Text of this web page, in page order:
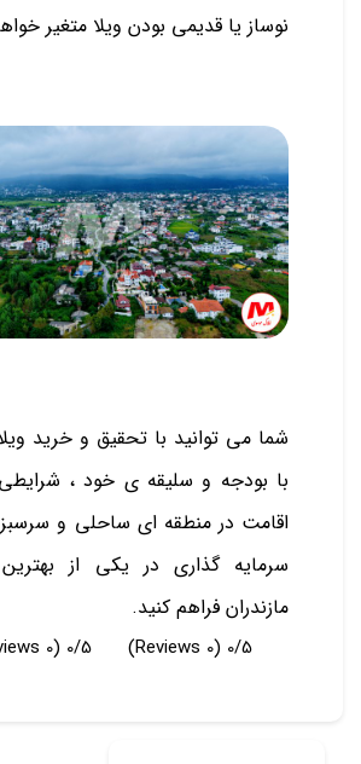
نوساز یا قدیمی بودن ویلا متغیر
شما می توانید با تحقیق و خرید
با بودجه و سلیقه ی خود ،
اقامت در منطقه ای ساحلی و
سرمایه گذاری در یکی از
مازندران فراهم کنید.
0/5
(0 Reviews)
0/5
(0 Reviews)